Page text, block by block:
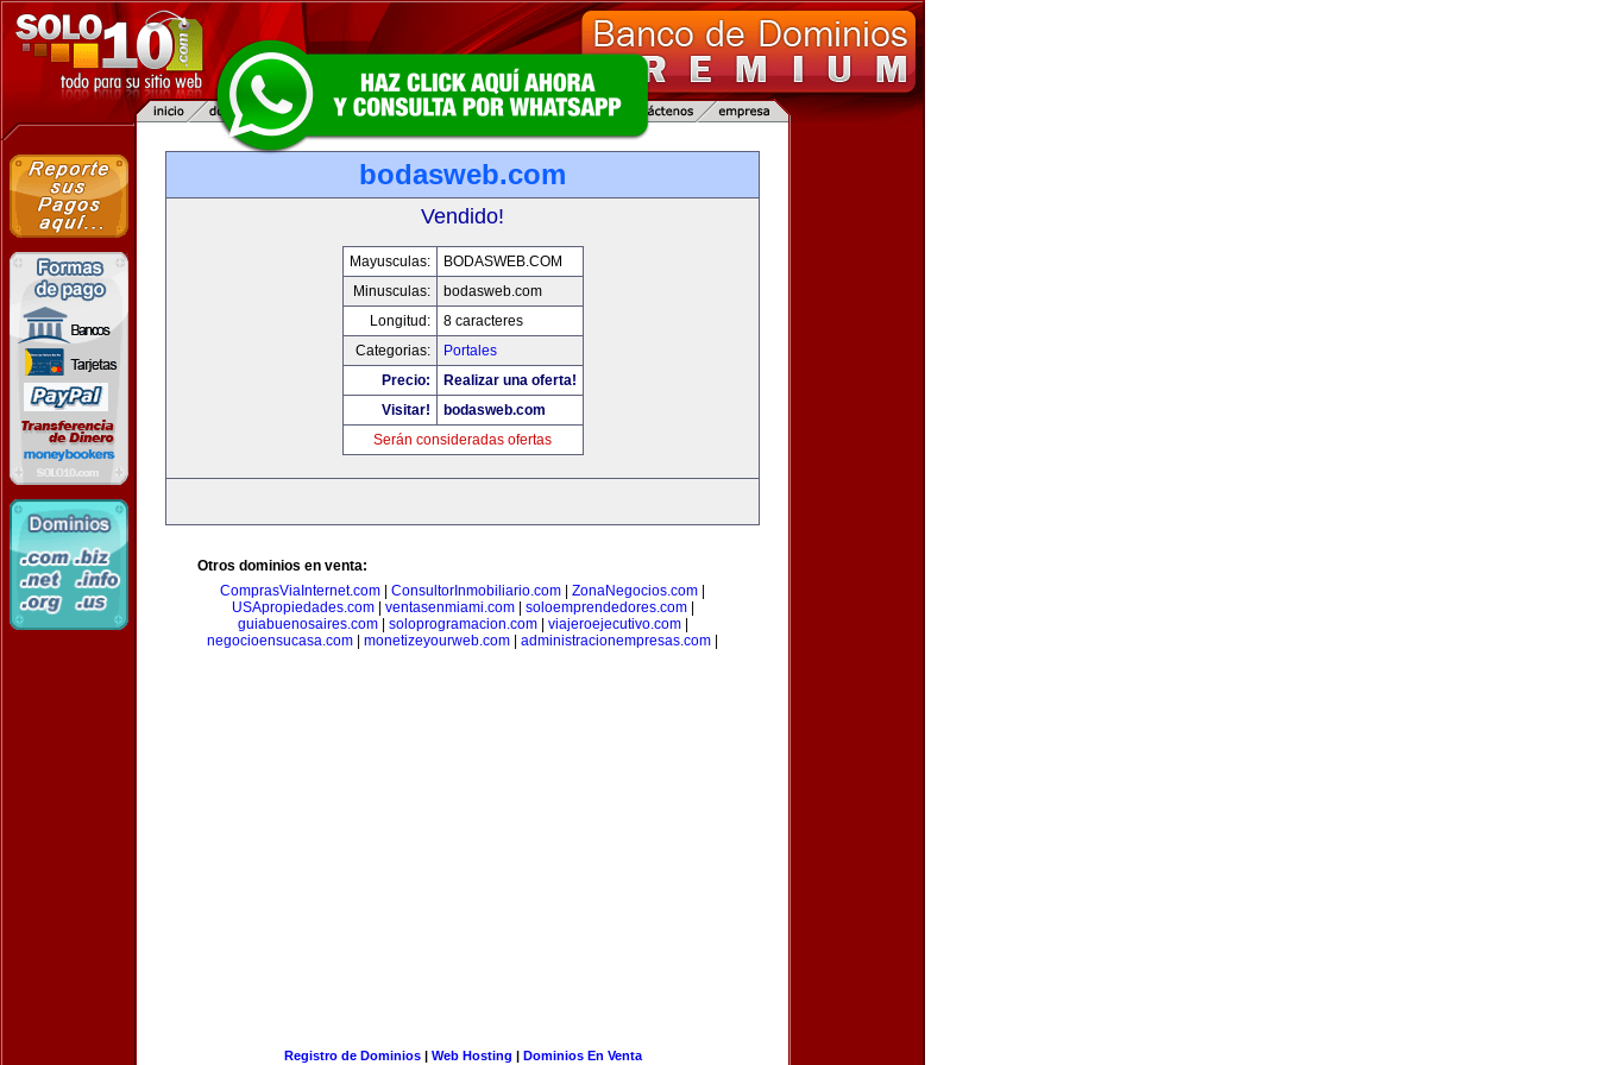
bodasweb.com
Vendido!
Mayusculas:
BODASWEB.COM
Minusculas:
bodasweb.com
Longitud:
8 caracteres
Categorias:
Portales
Precio:
Realizar una oferta!
Visitar!
bodasweb.com
Serán consideradas ofertas
Otros dominios en venta:
ComprasViaInternet.com
ConsultorInmobiliario.com ZonaNegocios.com
USApropiedades.com| ventasenmiami.com| soloemprendedores.com|
guiabuenosaires.com| soloprogramacion.com| viajeroejecutivo.com|
negocioensucasa.com
monetizeyourweb.com administracionempresas.com
Registro de Dominios| Web Hosting | Dominios En Venta